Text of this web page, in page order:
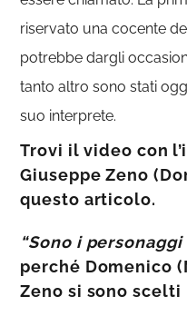
riservato una cocente
potrebbe dargli
tanto altro sono stati
suo interprete.
Trovi il video con
Giuseppe Zeno
questo articolo.
“Sono i
perché Domenico
Zeno si sono scelti